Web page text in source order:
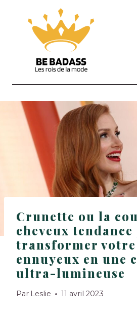
content
Crunette ou la
cheveux
transformer
ennuyeux en une
ultra-lumineuse
Par Leslie 11 avril 2023